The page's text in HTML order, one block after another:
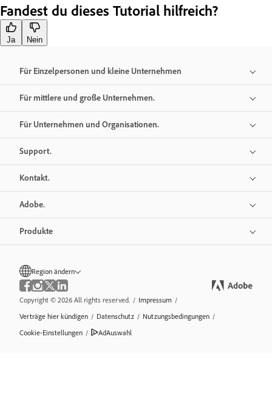
Fandest du dieses Tutorial hilfreich?
Ja Nein
Für Einzelpersonen und kleine Unternehmen
Für mittlere und große Unternehmen.
Für Unternehmen und Organisationen.
Support.
Kontakt.
Adobe.
Produkte
Region ändern
Copyright © 2026 All rights reserved. / Impressum /
Verträge hier kündigen / Datenschutz / Nutzungsbedingungen /
Cookie-Einstellungen / AdAuswahl